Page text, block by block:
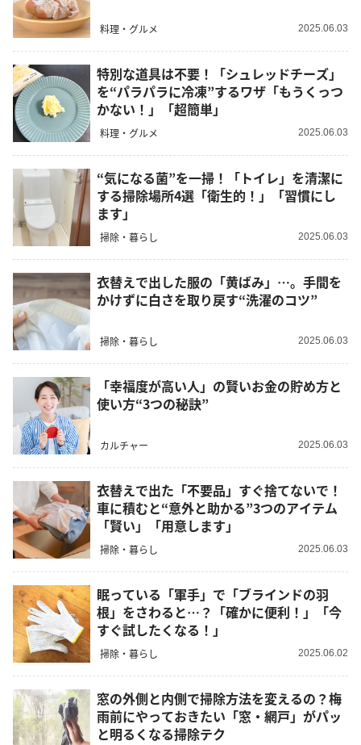
料理・グルメ 2025.06.03
特別な道具は不要！「シュレッドチーズ」
を“パラパラに冷凍”するワザ「もうくっつ
かない！」「超簡単」
料理・グルメ 2025.06.03
“気になる菌”を一掃！「トイレ」を清潔に
する掃除場所4選「衛生的！」「習慣にし
ます」
掃除・暮らし 2025.06.03
衣替えで出した服の「黄ばみ」…。手間を
かけずに白さを取り戻す“洗濯のコツ”
掃除・暮らし 2025.06.03
「幸福度が高い人」の賢いお金の貯め方と
使い方“3つの秘訣”
カルチャー 2025.06.03
衣替えで出た「不要品」すぐ捨てないで！
車に積むと“意外と助かる”3つのアイテム
「賢い」「用意します」
掃除・暮らし 2025.06.03
眠っている「軍手」で「ブラインドの羽
根」をさわると…？「確かに便利！」「今
すぐ試したくなる！」
掃除・暮らし 2025.06.02
窓の外側と内側で掃除方法を変えるの？梅
雨前にやっておきたい「窓・網戸」がパッ
と明るくなる掃除テク